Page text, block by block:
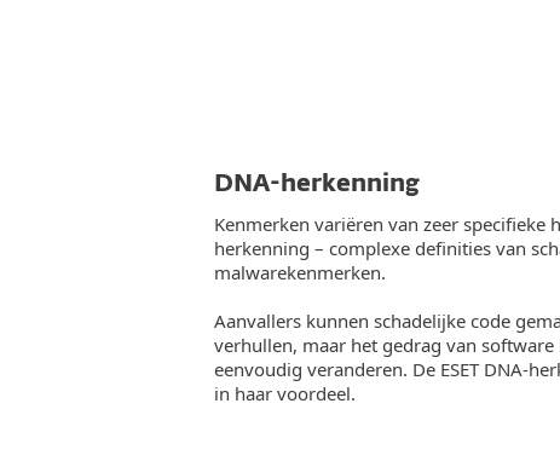
DNA-herkenning
Kenmerken variëren van zeer specifieke
herkenning – complexe definities van
malwarekenmerken.
Aanvallers kunnen schadelijke code
verhullen, maar het gedrag van software
eenvoudig veranderen. De ESET DNA-
in haar voordeel.